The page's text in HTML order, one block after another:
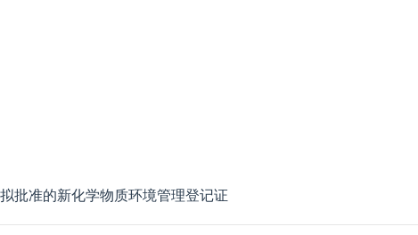
批准的新化学物质环境管理登记证